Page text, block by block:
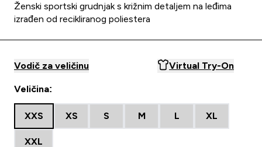
Ženski sportski grudnjak s križnim detaljem na leđima
izrađen od recikliranog poliestera
Vodič za veličinu Virtual Try-On
Veličina:
XXS XS S M L XL
XXL